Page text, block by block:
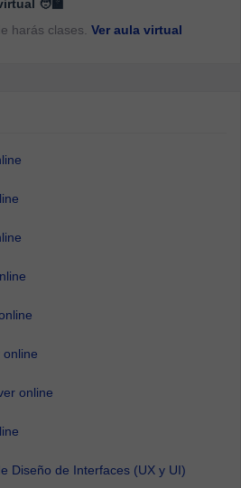
🧑‍🏫
harás clases. Ver aula virtual
online
online
Diseño de Interfaces (UX y UI)